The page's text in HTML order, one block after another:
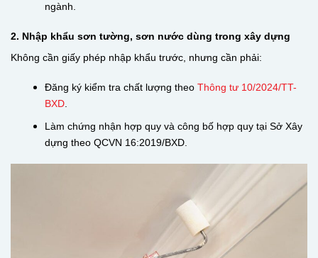
ngành.
2. Nhập khẩu sơn tường, sơn nước dùng trong xây dựng
Không cần giấy phép nhập khẩu trước, nhưng cần phải:
Đăng ký kiểm tra chất lượng theo Thông tư 10/2024/TT-
BXD.
Làm chứng nhận hợp quy và công bố hợp quy tại Sở Xây
dựng theo QCVN 16:2019/BXD.